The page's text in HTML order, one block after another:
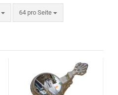
64 pro Seite
pro Seite